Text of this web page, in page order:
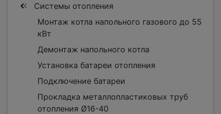
Системы отопления
Монтаж котла напольного газового до 55
кВт
Демонтаж напольного котла
Установка батареи отопления
Подключение батареи
Прокладка металлопластиковых труб
отопления Ø16-40